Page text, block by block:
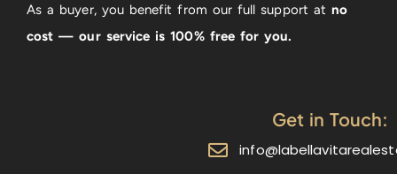
As a buyer, you benefit from our full support at no
cost — our service is 100% free for you.
Get in Touch: